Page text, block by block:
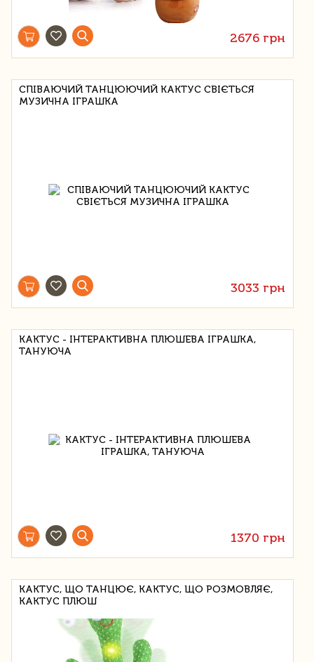
2676 грн
СПІВАЮЧИЙ ТАНЦЮЮЧИЙ КАКТУС СВІЄТЬСЯ
МУЗИЧНА ІГРАШКА
3033 грн
КАКТУС - ІНТЕРАКТИВНА ПЛЮШЕВА ІГРАШКА,
ТАНУЮЧА
1370 грн
КАКТУС, ЩО ТАНЦЮЄ, КАКТУС, ЩО РОЗМОВЛЯЄ,
КАКТУС ПЛЮШ